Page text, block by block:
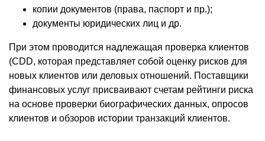
копии документов (права, паспорт и пр.);
документы юридических лиц и др.
При этом проводится надлежащая проверка клиентов
(CDD, которая представляет собой оценку рисков для
новых клиентов или деловых отношений. Поставщики
финансовых услуг присваивают счетам рейтинги риска
на основе проверки биографических данных, опросов
клиентов и обзоров истории транзакций клиентов.